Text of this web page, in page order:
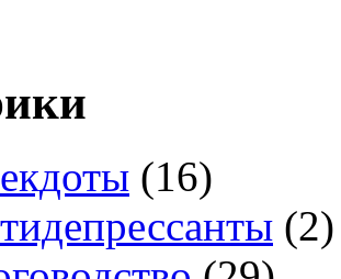
(16)
(2)